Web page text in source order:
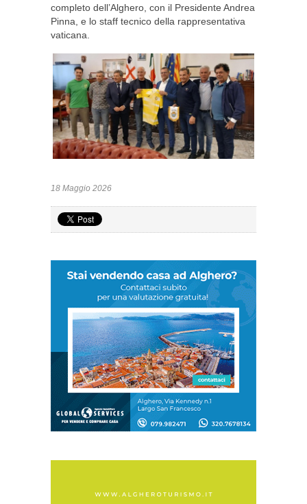
completo dell’Alghero, con il Presidente Andrea
Pinna, e lo staff tecnico della rappresentativa
vaticana.
18 Maggio 2026